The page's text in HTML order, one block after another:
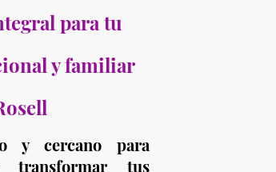
y cercano para
tus
para tu
y familiar